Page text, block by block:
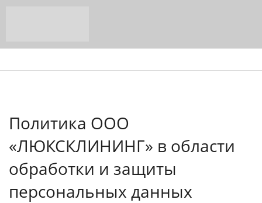
Политика ООО
«ЛЮКСКЛИНИНГ» в области
обработки и защиты
персональных данных